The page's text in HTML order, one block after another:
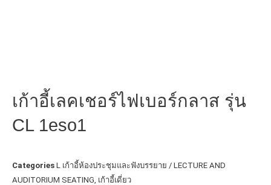
เก้าอี้เลคเชอร์ไฟเบอร์กลาส รุ่น
CL 1eso1
Categories L เก้าอี้ห้องประชุมและฟังบรรยาย / LECTURE AND
AUDITORIUM SEATING เก้าอี้เดี่ยว